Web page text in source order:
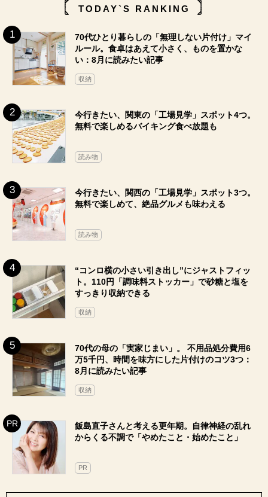
TODAY`S RANKING
70代ひとり暮らしの「無理しない片付け」マイ
ルール。食卓はあえて小さく、ものを置かな
い：8月に読みたい記事
収納
今行きたい、関東の「工場見学」スポット4つ。
無料で楽しめるバイキング食べ放題も
読み物
今行きたい、関西の「工場見学」スポット3つ。
無料で楽しめて、絶品グルメも味わえる
読み物
“コンロ横の小さい引き出し”にジャストフィッ
ト。110円「調味料ストッカー」で砂糖と塩を
すっきり収納できる
収納
70代の母の「実家じまい」。 不用品処分費用6
万5千円、時間を味方にした片付けのコツ3つ：
8月に読みたい記事
収納
飯島直子さんと考える更年期。自律神経の乱れ
からくる不調で「やめたこと・始めたこと」
PR